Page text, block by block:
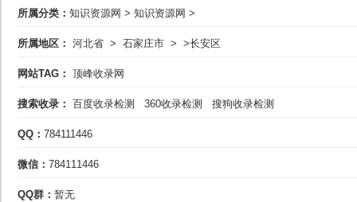
所属分类： 知识资源网 > 知识资源网 >
所属地区： 河北省 > 石家庄市 > >长安区
网站TAG： 顶峰收录网
搜索收录： 百度收录检测 360收录检测 搜狗收录检测
QQ： 784111446
微信： 784111446
QQ群： 暂无